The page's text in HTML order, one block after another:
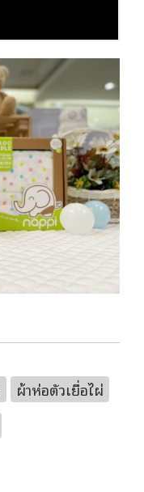
ผ้าห่อตัวเยื่อไผ่